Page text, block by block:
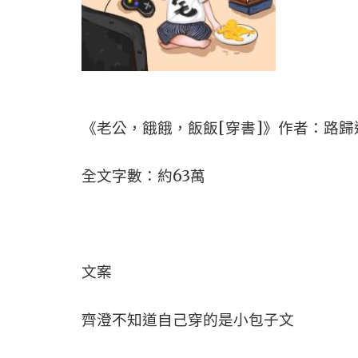
《老公，餓餓，飯飯[穿書]》作者：路歸
全文字數：約63萬
文案
齊澄不知道自己穿的是小包子文